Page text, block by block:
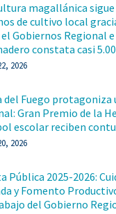
magallánica
de cultivo local
Gobiernos Regional e
constata casi
2026
del Fuego
Gran Premio de la
escolar reciben
2026
Pública 2025-2026:
y Fomento
del Gobierno